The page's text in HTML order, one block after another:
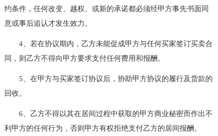
约条件，任何改变、越权、或新的承诺都必须经甲方事先书面同
意或事后追认才发生效力。
4、若在协议期内，乙方未能促成甲方与任何买家签订买卖合
同，则乙方不得向甲方要求支付任何费用和报酬。
5、在甲方与买家签订协议后，协助甲方协议的履行及货款的
回收。
6、乙方不得以其在居间过程中获取的甲方商业秘密而作出不
利甲方的任何行为，否则甲方有权拒绝支付乙方的居间报酬。